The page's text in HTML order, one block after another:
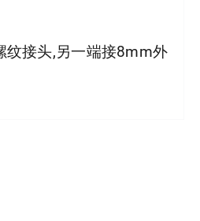
纹接头,另一端接8mm外